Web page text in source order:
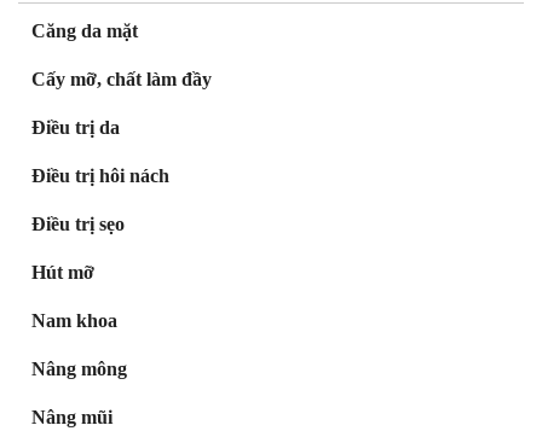
Căng da mặt
Cấy mỡ, chất làm đầy
Điều trị da
Điều trị hôi nách
Điều trị sẹo
Hút mỡ
Nam khoa
Nâng mông
Nâng mũi